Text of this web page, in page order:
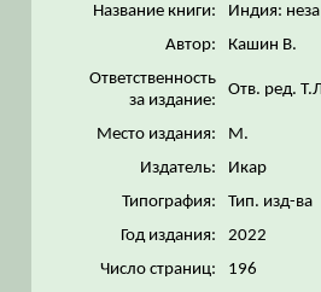
Название книги:
Индия:
Автор:
Кашин В.
Ответственность
за издание:
Отв. ред.
Место издания:
М.
Издатель:
Икар
Типография:
Тип. изд-ва
Год издания:
2022
Число страниц:
196